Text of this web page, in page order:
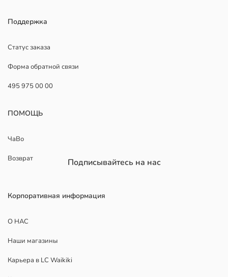
Поддержка
Статус заказа
Форма обратной связи
495 975 00 00
ПОМОЩЬ
ЧаВо
Возврат
Корпоративная информация
О НАС
Наши магазины
Карьера в LC Waikiki
Подписывайтесь на нас